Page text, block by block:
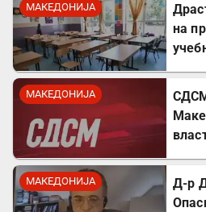
МАКЕДОНИЈА
на
МАКЕДОНИЈА
МАКЕДОНИЈА
Д-р